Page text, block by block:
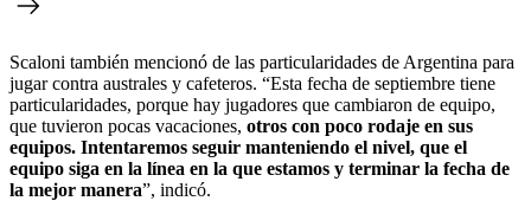
Scaloni también mencionó de las particularidades de Argentina para
jugar contra australes y cafeteros. “Esta fecha de septiembre tiene
particularidades, porque hay jugadores que cambiaron de equipo,
que tuvieron pocas vacaciones, otros con poco rodaje en sus
equipos. Intentaremos seguir manteniendo el nivel, que el
equipo siga en la línea en la que estamos y terminar la fecha de
la mejor manera”, indicó.